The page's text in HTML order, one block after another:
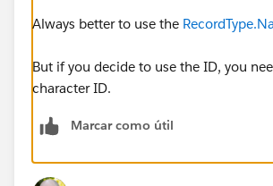
Always better to use the
But if you decide to use the ID, you
character ID.
Marcar como útil